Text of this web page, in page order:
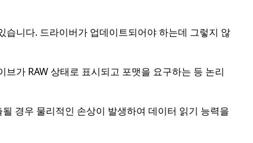
니다. 드라이버가 업데이트되어야 하는데 그렇지 않
가 RAW 상태로 표시되고 포맷을 요구하는 등 논리
경우 물리적인 손상이 발생하여 데이터 읽기 능력을